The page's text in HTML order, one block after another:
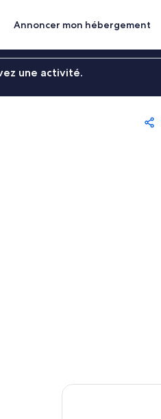
Annoncer mon hébergement
une activité.